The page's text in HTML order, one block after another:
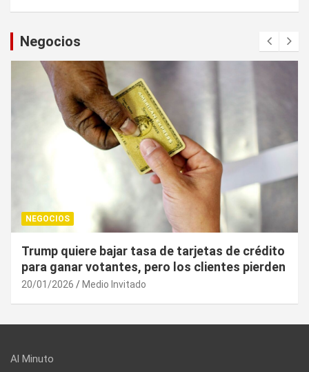
Negocios
NEGOCIOS
¿Cuál es el “arma nuclear económica” que la
UE puede utilizar contra EU?
20/01/2026 Medio Invitado
Al Minuto